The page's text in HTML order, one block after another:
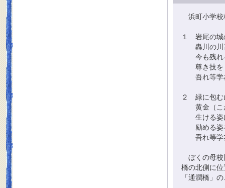
浜町小学校
１ 岩尾の城
轟川の川
今も残れ
尊き技を
吾れ等学
２ 緑に包む
黄金（こ
生ける姿
励める姿
吾れ等学
ぼくの母校
橋の北側に
「通潤橋」